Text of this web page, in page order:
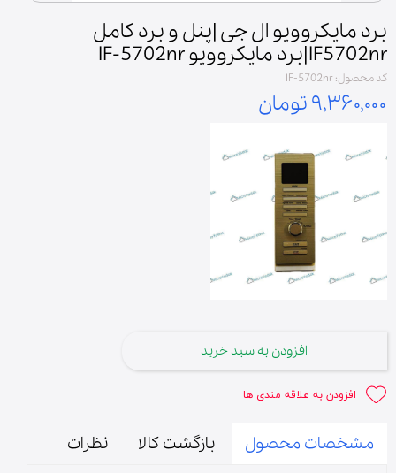
برد مایکروویو ال جی |پنل و برد کامل
IF5702nr|برد مایکروویو IF-5702nr
کد محصول: IF-5702nr
۹,۳۶۰,۰۰۰ تومان
افزودن به سبد خرید
افزودن به علاقه مندی ها
مشخصات محصول بازگشت کالا نظرات